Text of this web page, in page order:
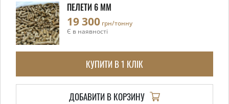
ПЕЛЕТИ 6 ММ
19 300 грн/тонну
Є в наявності
КУПИТИ В 1 КЛІК
ДОБАВИТИ В КОРЗИНУ